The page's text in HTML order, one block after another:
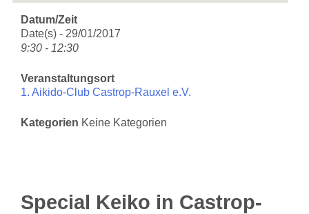
Datum/Zeit
Date(s) - 29/01/2017
9:30 - 12:30
Veranstaltungsort
1. Aikido-Club Castrop-Rauxel e.V.
Kategorien Keine Kategorien
Special Keiko in Castrop-